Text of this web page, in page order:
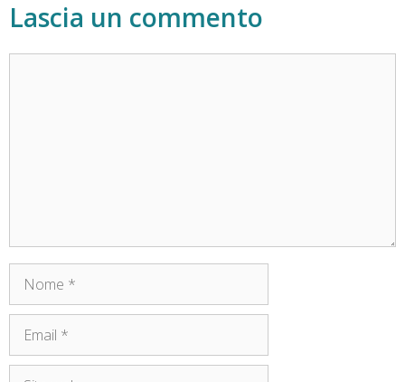
Lascia un commento